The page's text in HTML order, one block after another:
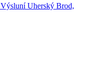
VýsluníUherský Brod,